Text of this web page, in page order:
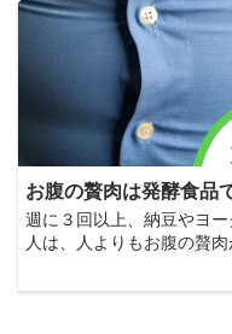
お腹の贅肉は発酵食品
週に３回以上、納豆やヨ
人は、人よりもお腹の贅